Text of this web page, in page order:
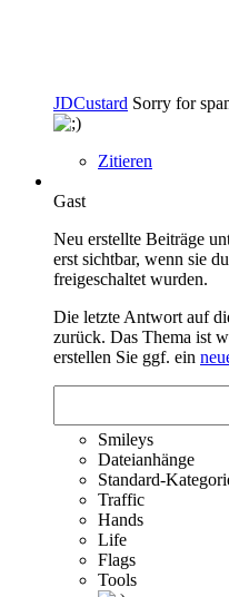
JDCustard Sorry for
Zitieren
Gast
Neu erstellte Beiträge
erst sichtbar, wenn sie
freigeschaltet wurden.
Die letzte Antwort auf
zurück. Das Thema ist
erstellen Sie ggf. ein
Smileys
Dateianhänge
Standard-
Traffic
Hands
Life
Flags
Tools